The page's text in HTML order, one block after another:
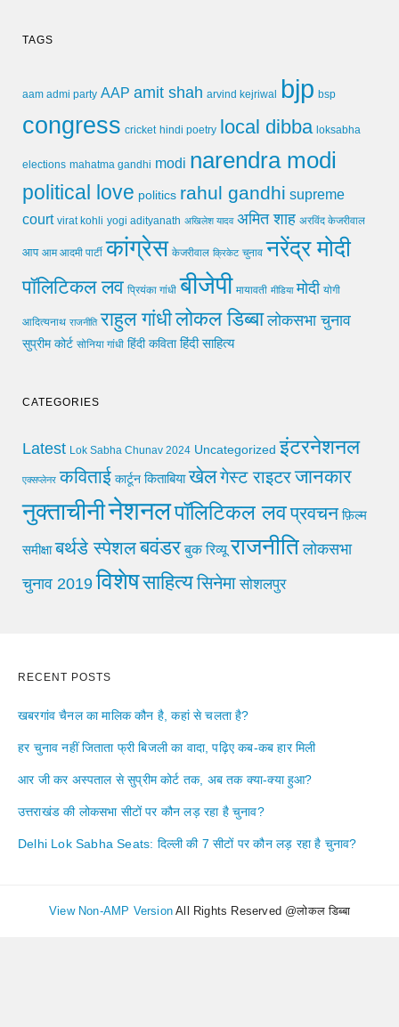
TAGS
aam admi party AAP amit shah arvind kejriwal bjp bsp
congress cricket hindi poetry local dibba loksabha
elections mahatma gandhi modi narendra modi
political love politics rahul gandhi supreme
court virat kohli yogi adityanath अखिलेश यादव अमित शाह अरविंद केजरीवाल
आप आम आदमी पार्टी कांग्रेस केजरीवाल क्रिकेट चुनाव नरेंद्र मोदी
पॉलिटिकल लव प्रियंका गांधी बीजेपी मायावती मीडिया मोदी योगी
आदित्यनाथ राजनीति राहुल गांधीलोकल डिब्बा लोकसभा चुनाव
सुप्रीम कोर्ट सोनिया गांधी हिंदी कविता हिंदी साहित्य
CATEGORIES
Latest Lok Sabha Chunav 2024 Uncategorized इंटरनेशनल
एक्सप्लेनर कविताई कार्टून किताबिया खेलगेस्ट राइटरजानकार
नुक्ताचीनीनेशनलपॉलिटिकल लवप्रवचन फ़िल्म
समीक्षा बर्थडे स्पेशलबवंडर बुक रिव्यू राजनीति लोकसभा
चुनाव 2019 विशेषसाहित्यसिनेमा सोशलपुर
RECENT POSTS
खबरगांव चैनल का मालिक कौन है, कहां से चलता है?
हर चुनाव नहीं जिताता फ्री बिजली का वादा, पढ़िए कब-कब हार मिली
आर जी कर अस्पताल से सुप्रीम कोर्ट तक, अब तक क्या-क्या हुआ?
उत्तराखंड की लोकसभा सीटों पर कौन लड़ रहा है चुनाव?
Delhi Lok Sabha Seats: दिल्ली की 7 सीटों पर कौन लड़ रहा है चुनाव?
View Non-AMP Version All Rights Reserved @लोकल डिब्बा